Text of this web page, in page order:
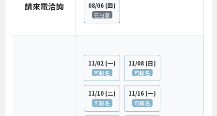
請來電洽詢 08/06 (四)
已出發
11/02 (一)
可報名
11/08 (日)
可報名
11/10 (二)
可報名
11/16 (一)
可報名